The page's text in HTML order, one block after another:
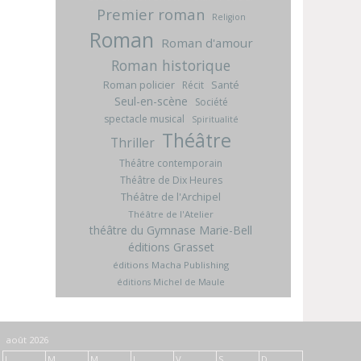
Premier roman Religion
Roman Roman d'amour
Roman historique
Roman policier Récit Santé
Seul-en-scène
Société
spectacle musical
Spiritualité
Thriller Théâtre
Théâtre contemporain
Théâtre de Dix Heures
Théâtre de l'Archipel
Théâtre de l'Atelier
théâtre du Gymnase Marie-Bell
éditions Grasset
éditions Macha Publishing
éditions Michel de Maule
août 2026